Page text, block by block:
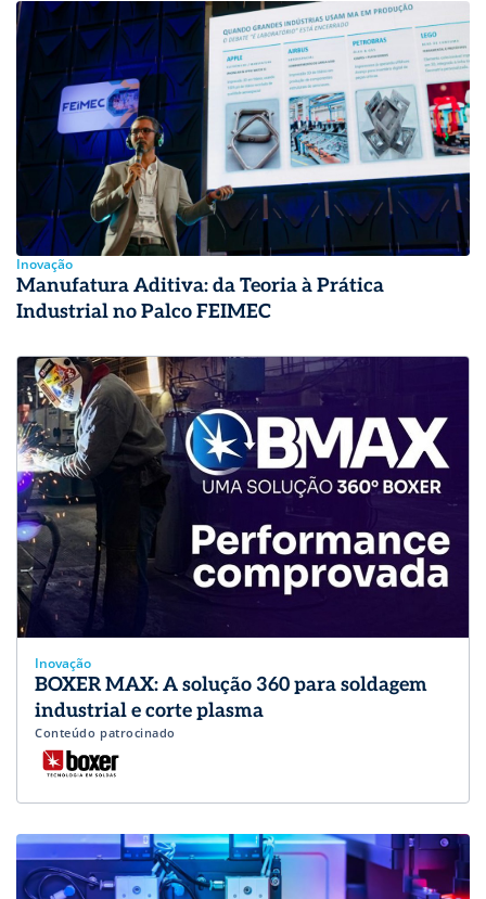
Inovação
Manufatura Aditiva: da Teoria à Prática
Industrial no Palco FEIMEC
Inovação
BOXER MAX: A solução 360 para soldagem
industrial e corte plasma
Conteúdo patrocinado